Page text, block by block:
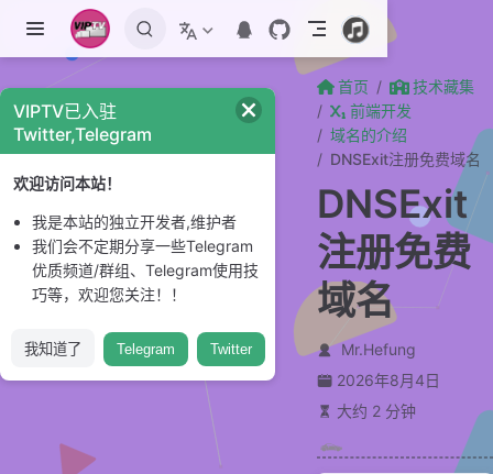
跳至主要內容
首页
技术藏集
前端开发
域名的介绍
DNSExit注册免费域名
DNSExit
注册免费
域名
Mr.Hefung
2026年8月4日
大约 2 分钟
VIPTV已入驻
Twitter,Telegram
欢迎访问本站！
我是本站的独立开发者,维护者
我们会不定期分享一些Telegram
优质频道/群组、Telegram使用技
巧等，欢迎您关注！！
我知道了 Telegram Twitter